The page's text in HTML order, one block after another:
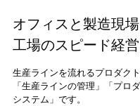
オフィスと製造現
工場のスピード経
生産ラインを流れるプロダク
「生産ラインの管理」「プロ
システム」です。